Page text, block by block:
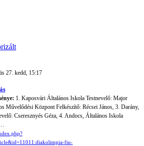
27. kedd, 15:17
1. Kaposvári Általános Iskola Testnevelő: Major
Művelődési Központ Felkészítő: Récsei János, 3. Darány,
Cseresznyés Géza, 4. Andocs, Általános Iskola
fiu-